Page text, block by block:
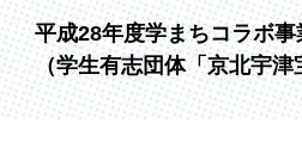
平成28年度学まちコラボ
（学生有志団体「京北宇津